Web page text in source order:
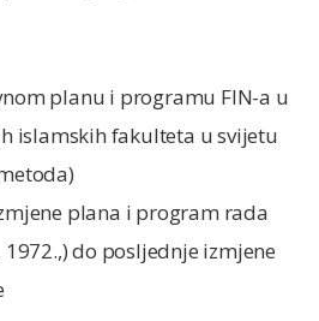
planu i programu FIN-a u
islamskih fakulteta u svijetu
plana i program rada
do posljednje izmjene